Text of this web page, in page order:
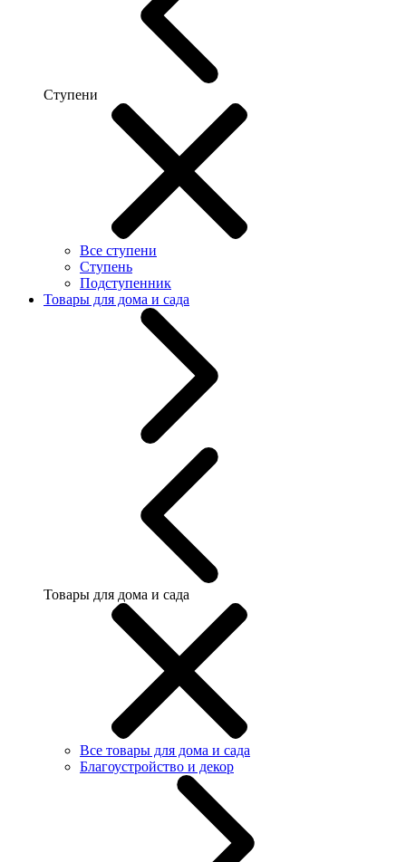
Ступени
Все ступени
Ступень
Подступенник
Товары для дома и сада
Товары для дома и сада
Все товары для дома и сада
Благоустройство и декор